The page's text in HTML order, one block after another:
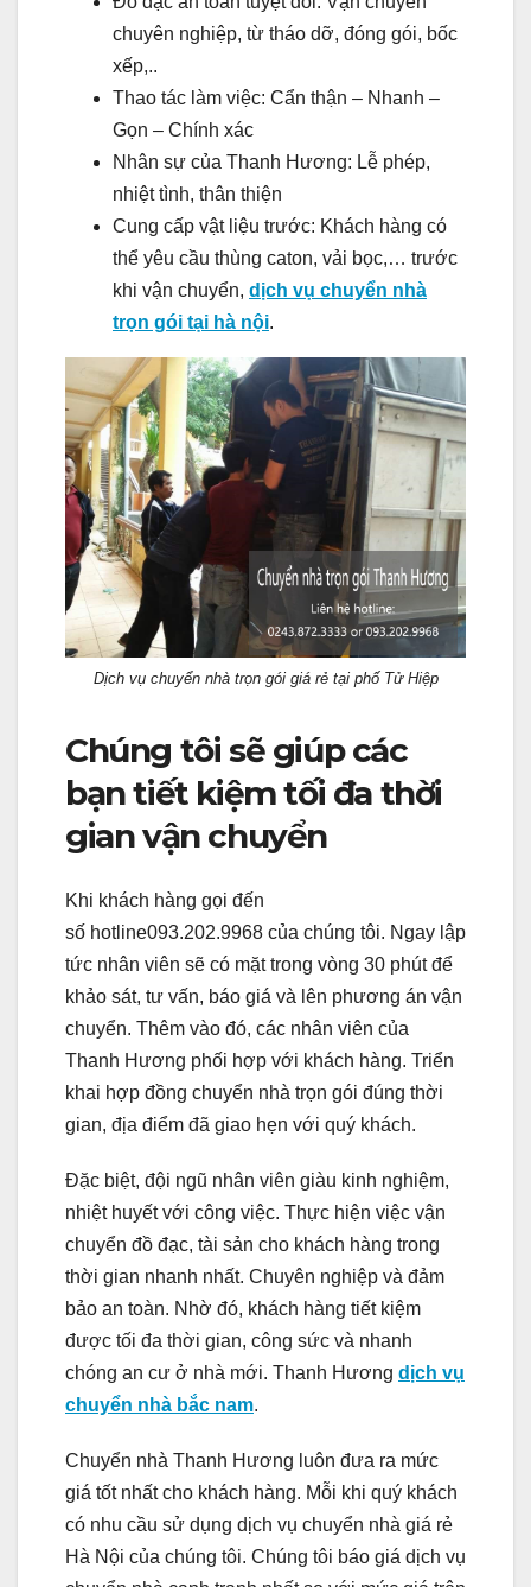
chuyên nghiệp, từ tháo dỡ, đóng gói, bốc
xếp,..
Thao tác làm việc: Cẩn thận – Nhanh –
Gọn – Chính xác
Nhân sự của Thanh Hương: Lễ phép,
nhiệt tình, thân thiện
Cung cấp vật liệu trước: Khách hàng có
thể yêu cầu thùng caton, vải bọc,… trước
khi vận chuyển, dịch vụ chuyển nhà
trọn gói tại hà nội.
Dịch vụ chuyển nhà trọn gói giá rẻ tại phố Tử Hiệp
Chúng tôi sẽ giúp các
bạn tiết kiệm tối đa thời
gian vận chuyển
Khi khách hàng gọi đến
số hotline093.202.9968 của chúng tôi. Ngay lập
tức nhân viên sẽ có mặt trong vòng 30 phút để
khảo sát, tư vấn, báo giá và lên phương án vận
chuyển. Thêm vào đó, các nhân viên của
Thanh Hương phối hợp với khách hàng. Triển
khai hợp đồng chuyển nhà trọn gói đúng thời
gian, địa điểm đã giao hẹn với quý khách.
Đặc biệt, đội ngũ nhân viên giàu kinh nghiệm,
nhiệt huyết với công việc. Thực hiện việc vận
chuyển đồ đạc, tài sản cho khách hàng trong
thời gian nhanh nhất. Chuyên nghiệp và đảm
bảo an toàn. Nhờ đó, khách hàng tiết kiệm
được tối đa thời gian, công sức và nhanh
chóng an cư ở nhà mới. Thanh Hương dịch vụ
chuyển nhà bắc nam.
Chuyển nhà Thanh Hương luôn đưa ra mức
giá tốt nhất cho khách hàng. Mỗi khi quý khách
có nhu cầu sử dụng dịch vụ chuyển nhà giá rẻ
Hà Nội của chúng tôi. Chúng tôi báo giá dịch vụ